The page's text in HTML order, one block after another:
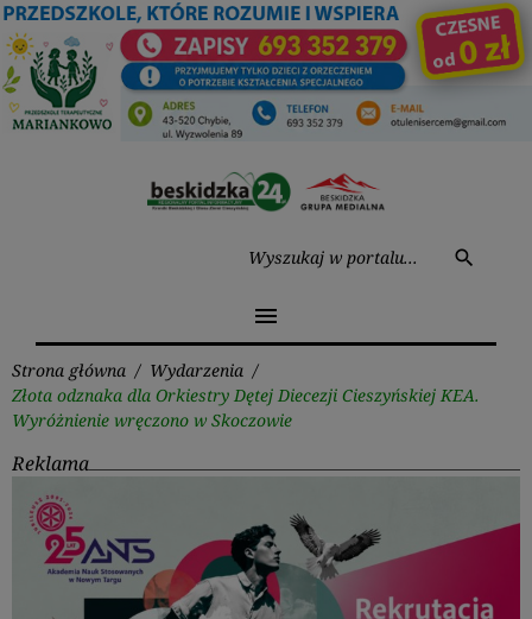
Przejdź
do
treści
search
menu
Strona główna / Wydarzenia /
Złota odznaka dla Orkiestry Dętej Diecezji Cieszyńskiej KEA.
Wyróżnienie wręczono w Skoczowie
Reklama